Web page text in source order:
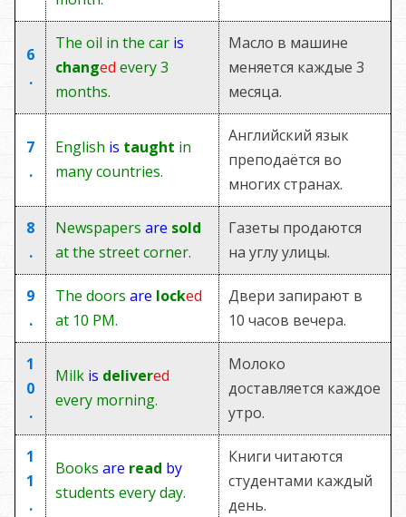
6
.
The oil in the car is
changed every 3
months.
Масло в машине
меняется каждые 3
месяца.
7
.
English is taught in
many countries.
Английский язык
преподаётся во
многих странах.
8
.
Newspapersare sold
at the street corner.
Газеты продаются
на углу улицы.
9
.
The doorsare locked
at 10 PM.
Двери запирают в
10 часов вечера.
1
0
.
Milk is delivered
every morning.
Молоко
доставляется каждое
утро.
1
1
.
Booksare read by
students every day.
Книги читаются
студентами каждый
день.